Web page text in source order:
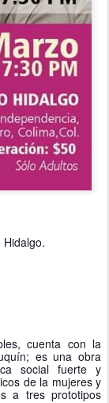
cuenta con la
es una obra
social fuerte y
de la mujeres y
a tres prototipos